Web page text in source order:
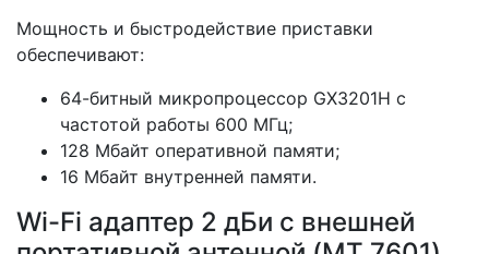
Мощность и быстродействие приставки
обеспечивают:
64-битный микропроцессор GX3201H с
частотой работы 600 МГц;
128 Мбайт оперативной памяти;
16 Мбайт внутренней памяти.
Wi-Fi адаптер 2 дБи с внешней